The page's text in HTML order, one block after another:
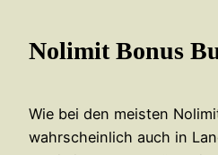
Nolimit Bonus
Wie bei den meisten
wahrscheinlich auch in